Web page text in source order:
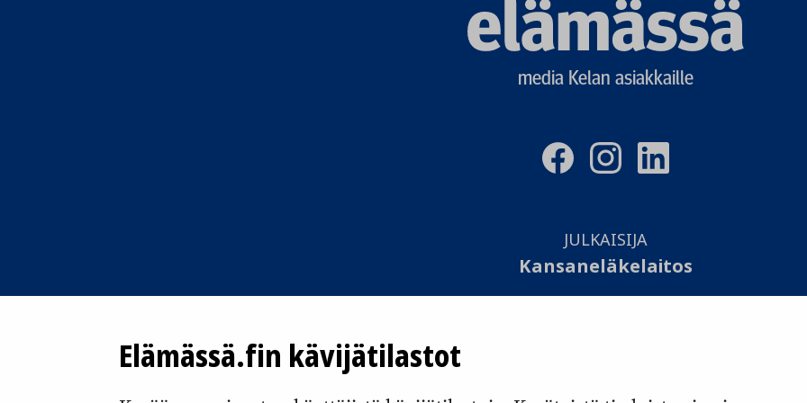
Elämässä.fin kävijätilastot
Elämässä
logo
media Kelan asiakkaille
JULKAISIJA
Kansaneläkelaitos